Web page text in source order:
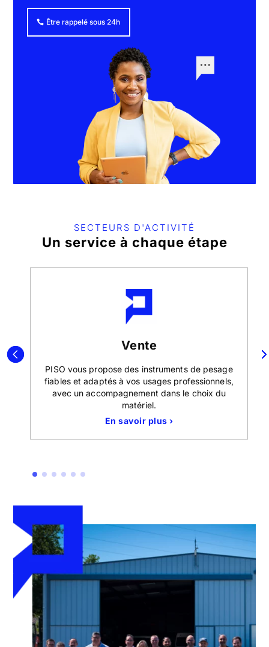
Être rappelé sous 24h
SECTEURS D'ACTIVITÉ
Un service à chaque étape
Vente
PISO vous propose des instruments de pesage
fiables et adaptés à vos usages professionnels,
avec un accompagnement dans le choix du
matériel.
En savoir plus ›